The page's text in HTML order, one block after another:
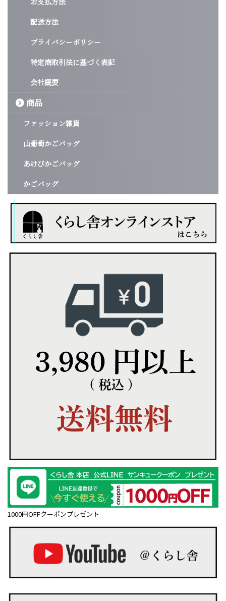
配送方法
プライバシーポリシー
特定商取引法に基づく表記
会社概要
商品
ファッション雑貨
山葡萄かごバッグ
あけびかごバッグ
かごバッグ
1000円OFFクーポンプレゼント